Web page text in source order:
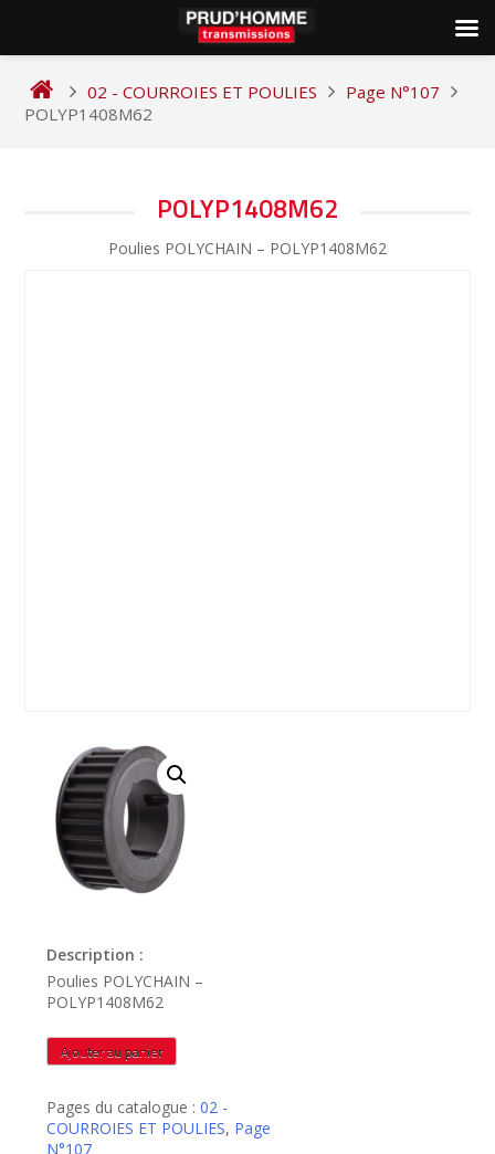
content
02 - COURROIES ET POULIES
Page N°107
POLYP1408M62
POLYP1408M62
Poulies POLYCHAIN – POLYP1408M62
Description :
Poulies POLYCHAIN –
POLYP1408M62
quantité
de
Ajouter au panier
Pages du catalogue :02 -
COURROIES ET POULIES, Page
N°107